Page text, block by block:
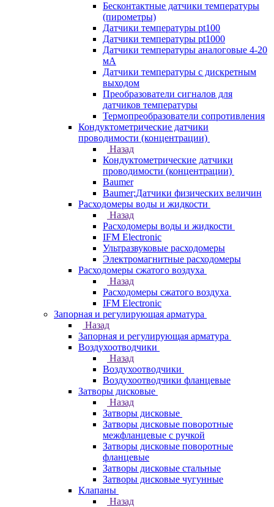
Бесконтактные датчики температуры
(пирометры)
Датчики температуры pt100
Датчики температуры pt1000
Датчики температуры аналоговые 4-20
мА
Датчики температуры с дискретным
выходом
Преобразователи сигналов для
датчиков температуры
Термопреобразователи сопротивления
Кондуктометрические датчики
проводимости (концентрации)
Назад
Кондуктометрические датчики
проводимости (концентрации)
Baumer
Baumer;Датчики физических величин
Расходомеры воды и жидкости
Назад
Расходомеры воды и жидкости
IFM Electronic
Ультразвуковые расходомеры
Электромагнитные расходомеры
Расходомеры сжатого воздуха
Назад
Расходомеры сжатого воздуха
IFM Electronic
Запорная и регулирующая арматура
Назад
Запорная и регулирующая арматура
Воздухоотводчики
Назад
Воздухоотводчики
Воздухоотводчики фланцевые
Затворы дисковые
Назад
Затворы дисковые
Затворы дисковые поворотные
межфланцевые с ручкой
Затворы дисковые поворотные
фланцевые
Затворы дисковые стальные
Затворы дисковые чугунные
Клапаны
Назад